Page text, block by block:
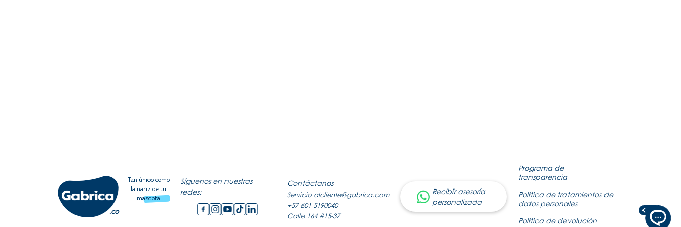
.co
Tan único como
la nariz de tu
mascota
Síguenos en nuestras
redes:
Contáctanos
Servicio alcliente@gabrica.com
+57 601 5190040
Calle 164 #15-37
Recibir asesoría
personalizada
Programa de
transparencia
Política de tratamientos de
datos personales
Política de devolución